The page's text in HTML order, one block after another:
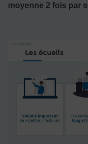
moyenne 2 fois par